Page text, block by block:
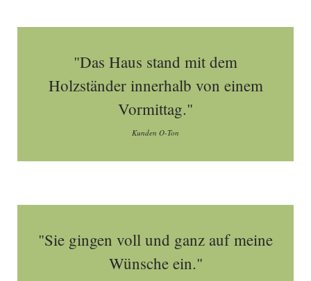
"Das Haus stand mit dem
Holzständer innerhalb von einem
Vormittag."
Kunden O-Ton
"Sie gingen voll und ganz auf meine
Wünsche ein."